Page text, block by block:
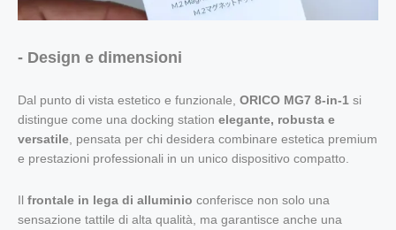
- Design e dimensioni
Dal punto di vista estetico e funzionale, ORICO MG7 8-in-1 si
distingue come una docking station elegante, robusta e
versatile , pensata per chi desidera combinare estetica premium
e prestazioni professionali in un unico dispositivo compatto.
Il frontale in lega di alluminio conferisce non solo una
sensazione tattile di alta qualità, ma garantisce anche una